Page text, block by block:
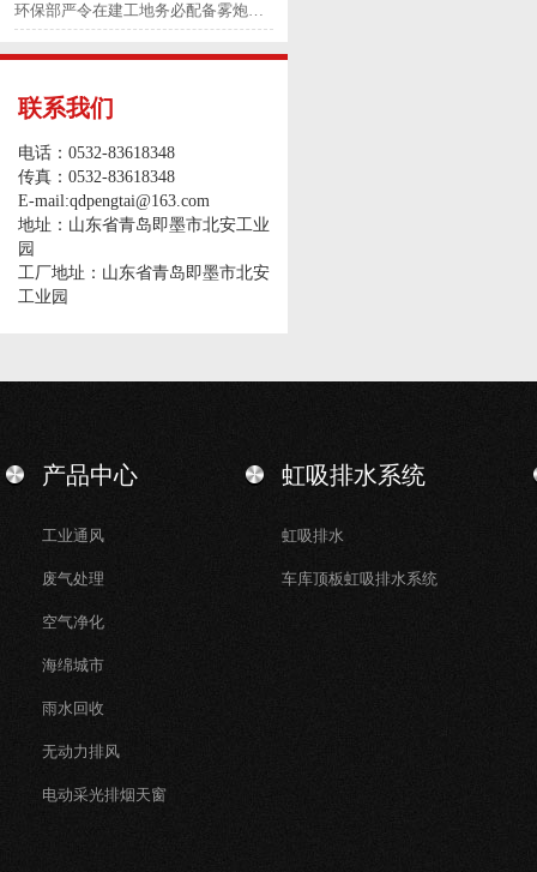
环保部严令在建工地务必配备雾炮等除尘降尘设备2
联系我们
电话：0532-83618348
传真：0532-83618348
E-mail:qdpengtai@163.com
地址：山东省青岛即墨市北安工业
园
工厂地址：山东省青岛即墨市北安
工业园
产品中心
工业通风
废气处理
空气净化
海绵城市
雨水回收
无动力排风
电动采光排烟天窗
虹吸排水系统
虹吸排水
车库顶板虹吸排水系统